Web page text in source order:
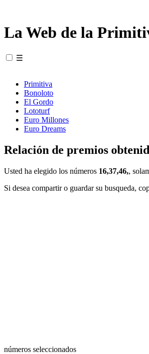
La Web de la
☰
Primitiva
Bonoloto
El Gordo
Lototurf
Euro Millones
Euro Dreams
Relación de premios
Usted ha elegido los números 16,37,46,,
Si desea compartir o guardar su busqueda,
números seleccionados